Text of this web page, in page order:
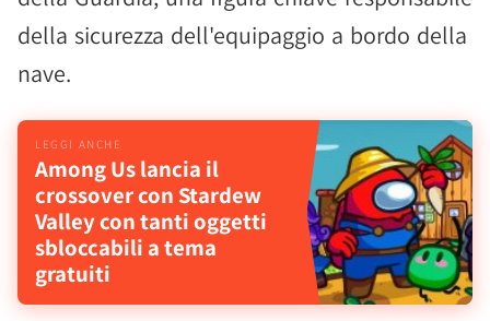
della sicurezza dell'equipaggio a bordo della
nave.
Among Us lancia il
crossover con Stardew
Valley con tanti oggetti
sbloccabili a tema
gratuiti